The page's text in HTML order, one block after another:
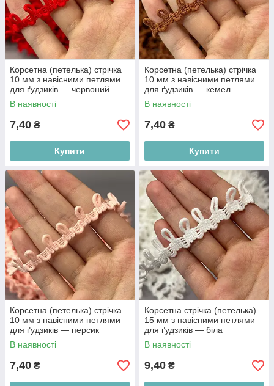
Корсетна (петелька) стрічка
10 мм з навісними петлями
для ґудзиків — червоний
В наявності
7,40 ₴
Купити
Корсетна (петелька) стрічка
10 мм з навісними петлями
для ґудзиків — кемел
В наявності
7,40 ₴
Купити
Корсетна (петелька) стрічка
10 мм з навісними петлями
для ґудзиків — персик
В наявності
7,40 ₴
Корсетна стрічка (петелька)
15 мм з навісними петлями
для ґудзиків — біла
В наявності
9,40 ₴